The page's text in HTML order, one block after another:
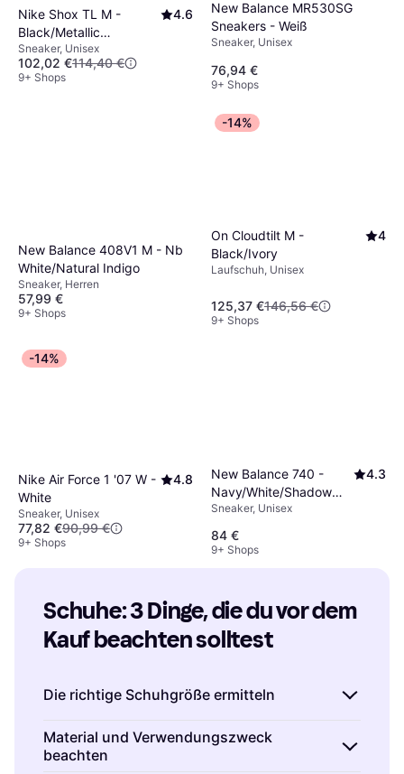
Nike Shox TL M -
Black/Metallic
Hematite/Max Orange
4.6
Sneaker, Unisex
102,02 €114,40 €
9+ Shops
New Balance MR530SG
Sneakers - Weiß
Sneaker, Unisex
76,94 €
9+ Shops
New Balance 408V1 M - Nb
White/Natural Indigo
Sneaker, Herren
57,99 €
9+ Shops
-14%
On Cloudtilt M -
Black/Ivory
4
Laufschuh, Unisex
125,37 €146,56 €
9+ Shops
-14%
Nike Air Force 1 '07 W -
White
4.8
Sneaker, Unisex
77,82 €90,99 €
9+ Shops
New Balance 740 -
Navy/White/Shadow
Grey
4.3
Sneaker, Unisex
84 €
9+ Shops
Schuhe: 3 Dinge, die du vor dem
Kauf beachten solltest
Die richtige Schuhgröße ermitteln
Es ist wichtig, dass du deine Schuhgröße
genau kennst, bevor du Schuhe kaufst. Messe
Material und Verwendungszweck
beachten